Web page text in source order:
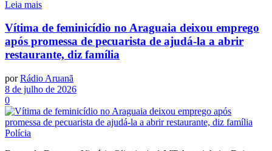
Leia mais
Vítima de feminicídio no Araguaia deixou emprego
após promessa de pecuarista de ajudá-la a abrir
restaurante, diz família
por Rádio Aruanã
8 de julho de 2026
0
Polícia